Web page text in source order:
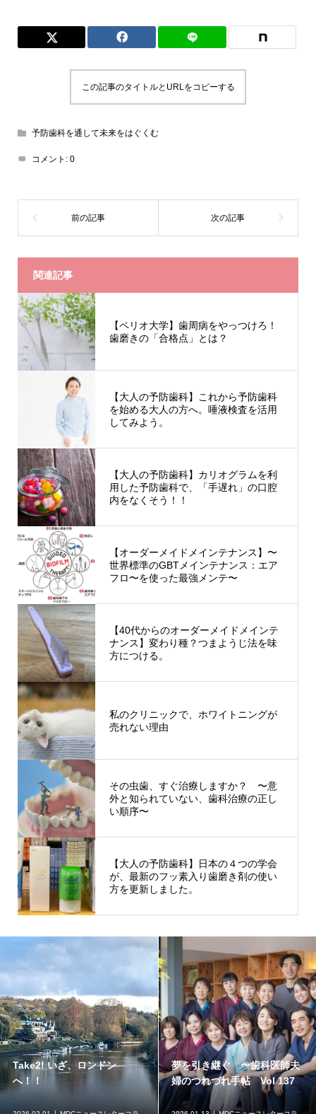
この記事のタイトルとURLをコピーする
予防歯科を通して未来をはぐくむ
コメント: 0
関連記事
【ペリオ大学】歯周病をやっつけろ！
歯磨きの「合格点」とは？
【大人の予防歯科】これから予防歯科
を始める大人の方へ。唾液検査を活用
してみよう。
【大人の予防歯科】カリオグラムを利
用した予防歯科で、「手遅れ」の口腔
内をなくそう！！
【オーダーメイドメインテナンス】〜
世界標準のGBTメインテナンス：エア
フロ〜を使った最強メンテ〜
【40代からのオーダーメイドメインテ
ナンス】変わり種？つまようじ法を味
方につける。
私のクリニックで、ホワイトニングが
売れない理由
その虫歯、すぐ治療しますか？ 〜意
外と知られていない、歯科治療の正し
い順序〜
【大人の予防歯科】日本の４つの学会
が、最新のフッ素入り歯磨き剤の使い
方を更新しました。
Take2! いざ、ロンドン
へ！！
夢を引き継ぐ 〜歯科医師夫
婦のつれづれ手帖 Vol 137